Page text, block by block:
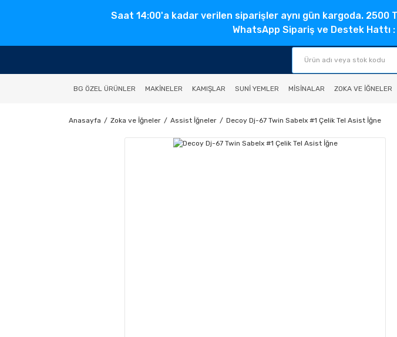
Saat 14:00'a kadar verilen siparişler aynı gün kargoda. 2500
WhatsApp Sipariş ve Destek Hattı
BG ÖZEL ÜRÜNLER MAKINELER KAMIŞLAR SUNI YEMLER MISINALAR ZOKA VE İĞNELER
Anasayfa Zoka ve İğneler Assist İğneler Decoy Dj-67 Twin Sabelx #1 Çelik Tel Asist İğne